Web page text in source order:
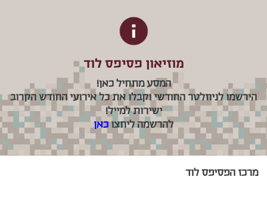
מוזיאון פסיפס לוד
המסע מתחיל כאן!
הירשמו לניוזלטר החודשי וקבלו את כל אירועי החודש הקרוב
ישירות למייל!
להרשמה ליחצוכאן
מרכז הפסיפס לוד